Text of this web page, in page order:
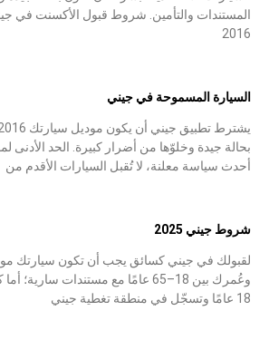
المستندات والتأمين. شروط قبول الأكسنت في
2016
السيارة المسموحة في جيني
بحالة جيدة وخلوّها من أضرار كبيرة. الحد الأدنى
أحدث سياسة معلنة، لا تُقبل السيارات الأقدم من
شروط جيني 2025
وعُمرك بين 18–65 عامًا مع مستندات
18 عامًا وتسجّل في منطقة تغطية جيني